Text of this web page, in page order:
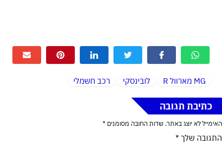
MG מארוול R לובינסקי רכב חשמלי
כתיבת תגובה
האימייל לא יוצג באתר. שדות החובה מסומנים *
התגובה שלך *